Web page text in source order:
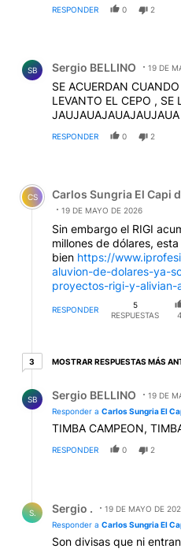
RESPONDER 0 2
SB Sergio BELLINO 19 DE
SE ACUERDAN
LEVANTO EL CEPO , SE
JAUJAUAJAUAJAUJAUA
RESPONDER 0 2
Comentario de Carlos
CS Carlos Sungria El Capi
19 DE MAYO DE 2026
Sin embargo el RIGI
millones de dólares,
bien https://
aluvion-de-dolares-ya-
proyectos-rigi-y-alivian-
RESPONDER
5
RESPUESTAS
4
33 respuestas más antiguas
MOSTRAR RESPUESTAS MÁS
SB Sergio BELLINO
19 DE
Responder a Carlos Sungria El
TIMBA CAMPEON,
RESPONDER 0 2
S. Sergio .
19 DE MAYO DE
Responder a Carlos Sungria El
Son divisas que ni